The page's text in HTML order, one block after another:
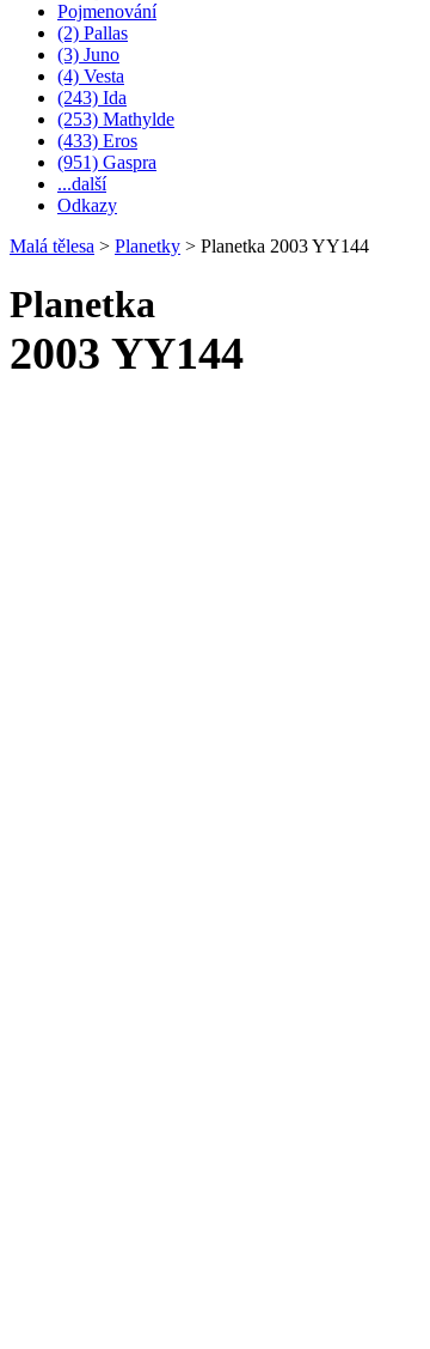
Pojmenování
(2) Pallas
(3) Juno
(4) Vesta
(243) Ida
(253) Mathylde
(433) Eros
(951) Gaspra
...další
Odkazy
Malá tělesa > Planetky > Planetka 2003 YY144
Planetka
2003 YY144